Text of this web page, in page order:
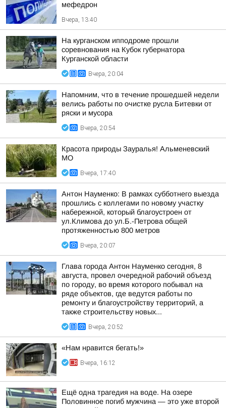
мефедрон
Вчера, 13:40
На курганском ипподроме прошли
соревнования на Кубок губернатора
Курганской области
Вчера, 20:04
Напомним, что в течение прошедшей недели
велись работы по очистке русла Битевки от
ряски и мусора
Вчера, 20:54
Красота природы Зауралья! Альменевский
МО
Вчера, 17:40
Антон Науменко: В рамках субботнего выезда
прошлись с коллегами по новому участку
набережной, который благоустроен от
ул.Климова до ул.Б.-Петрова общей
протяженностью 800 метров
Вчера, 20:07
Глава города Антон Науменко сегодня, 8
августа, провел очередной рабочий объезд
по городу, во время которого побывал на
ряде объектов, где ведутся работы по
ремонту и благоустройству территорий, а
также строительству новых...
Вчера, 20:52
«Нам нравится бегать!»
Вчера, 16:12
Ещё одна трагедия на воде. На озере
Половинное погиб мужчина — это уже второй